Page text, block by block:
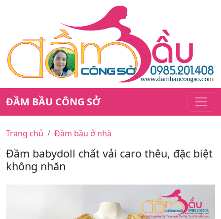
ĐẦM BẦU CÔNG SỞ
Trang chủ Đầm bầu ở nhà
Đầm babydoll chất vải caro thêu, đặc biệt
không nhăn